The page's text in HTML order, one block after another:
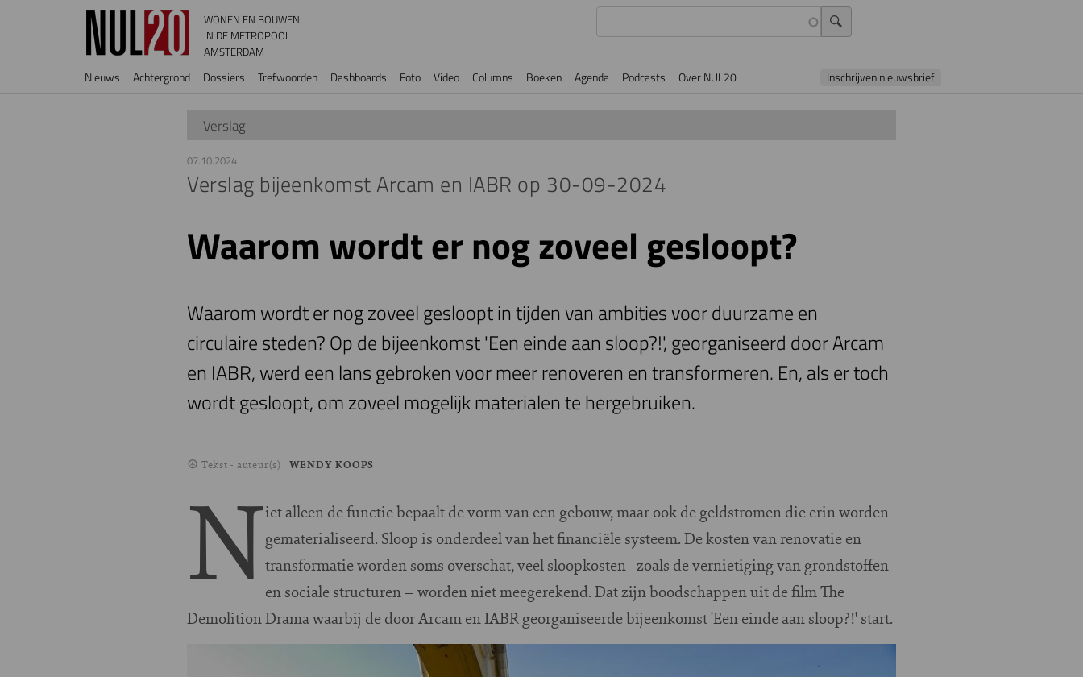
Overslaan en naar de inhoud gaan
WONEN EN BOUWEN
IN DE METROPOOL
AMSTERDAM
Hoofdnavigatie
Nieuws Achtergrond Dossiers Trefwoorden Dashboards Foto Video Columns Boeken Agenda Podcasts Over NUL20 Inschrijven nieuwsbrief
Verslag
07.10.2024
Verslag bijeenkomst Arcam en IABR op 30-09-2024
Waarom wordt er nog zoveel gesloopt?
Waarom wordt er nog zoveel gesloopt in tijden van ambities voor duurzame en
circulaire steden? Op de bijeenkomst 'Een einde aan sloop?!', georganiseerd door Arcam
en IABR, werd een lans gebroken voor meer renoveren en transformeren. En, als er toch
wordt gesloopt, om zoveel mogelijk materialen te hergebruiken.
Tekst - auteur(s) WENDY KOOPS
Niet alleen de functie bepaalt de vorm van een gebouw, maar ook de geldstromen die erin worden
gematerialiseerd. Sloop is onderdeel van het financiële systeem. De kosten van renovatie en
transformatie worden soms overschat, veel sloopkosten - zoals de vernietiging van grondstoffen
en sociale structuren – worden niet meegerekend. Dat zijn boodschappen uit de film The
Demolition Drama waarbij de door Arcam en IABR georganiseerde bijeenkomst 'Een einde aan sloop?!' start.